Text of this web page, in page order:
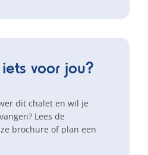
voor jou?
dit chalet en wil je
Lees de
brochure of plan een